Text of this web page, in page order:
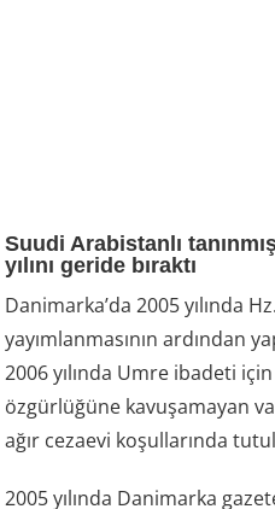
Suudi Arabistanlı
yılını geride bıraktı
Danimarka’da 2005 yılında
yayımlanmasının ardından
2006 yılında Umre ibadeti
özgürlüğüne kavuşamayan
ağır cezaevi koşullarında
2005 yılında Danimarka